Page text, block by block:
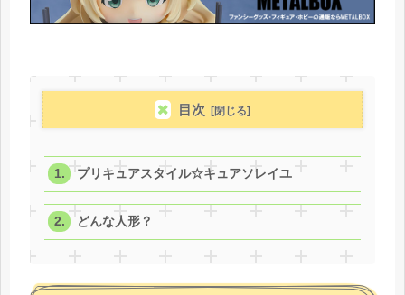
目次
プリキュアスタイル☆キュアソレイユ
どんな人形？